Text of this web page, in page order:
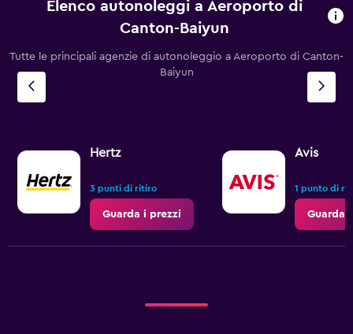
Elenco autonoleggi a Aeroporto di
Canton-Baiyun
Tutte le principali agenzie di autonoleggio a Aeroporto di Canton-
Baiyun
Hertz
3 punti di ritiro
Guarda i prezzi
Avis
1 punto di
Guarda